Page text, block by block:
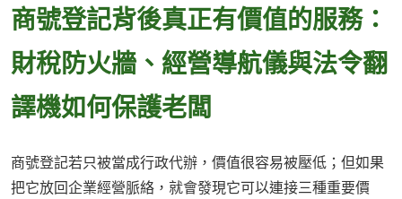
商號登記背後真正有價值的服務：
財稅防火牆、經營導航儀與法令翻
譯機如何保護老闆
商號登記若只被當成行政代辦，價值很容易被壓低；但如果
把它放回企業經營脈絡，就會發現它可以連接三種重要價